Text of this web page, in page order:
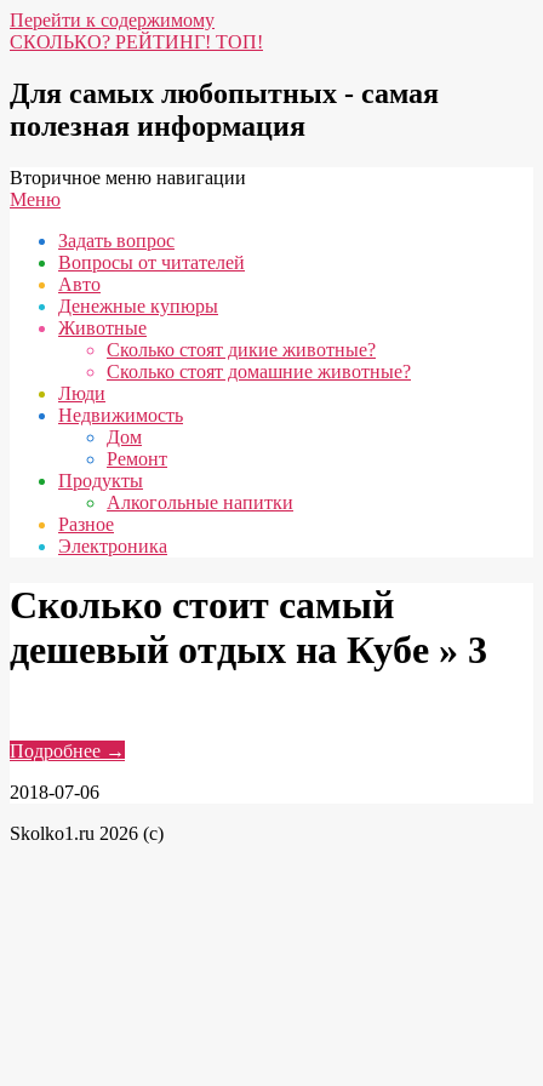
Перейти к содержимому
СКОЛЬКО? РЕЙТИНГ! ТОП!
Для самых любопытных - самая
полезная информация
Вторичное меню навигации
Меню
Задать вопрос
Вопросы от читателей
Авто
Денежные купюры
Животные
Сколько стоят дикие животные?
Сколько стоят домашние животные?
Люди
Недвижимость
Дом
Ремонт
Продукты
Алкогольные напитки
Разное
Электроника
Сколько стоит самый
дешевый отдых на Кубе » 3
Подробнее →
2018-07-06
Skolko1.ru 2026 (c)